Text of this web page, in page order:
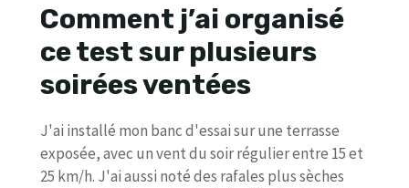
Comment j’ai organisé
ce test sur plusieurs
soirées ventées
J'ai installé mon banc d'essai sur une terrasse
exposée, avec un vent du soir régulier entre 15 et
25 km/h. J'ai aussi noté des rafales plus sèches